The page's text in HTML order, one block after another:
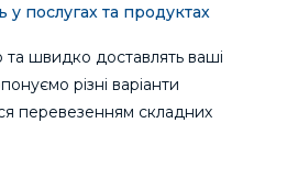
у послугах та продуктах
швидко доставлять ваші
різні варіанти
перевезенням складних